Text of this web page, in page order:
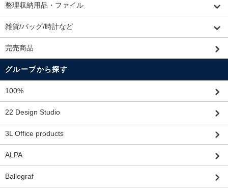
整理収納用品・ファイル
雑貨/バッグ/時計など
完売商品
グループから探す
100%
22 Design Studio
3L Office products
ALPA
Ballograf